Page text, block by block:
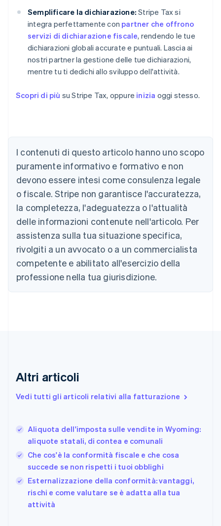
Semplificare la dichiarazione: Stripe Tax si
integra perfettamente con partner che offrono
servizi di dichiarazione fiscale, rendendo le tue
dichiarazioni globali accurate e puntuali. Lascia ai
nostri partner la gestione delle tue dichiarazioni,
mentre tu ti dedichi allo sviluppo dell'attività.
Scopri di più su Stripe Tax, oppure inizia oggi stesso.
I contenuti di questo articolo hanno uno scopo
puramente informativo e formativo e non
devono essere intesi come consulenza legale
o fiscale. Stripe non garantisce l'accuratezza,
la completezza, l'adeguatezza o l'attualità
delle informazioni contenute nell'articolo. Per
assistenza sulla tua situazione specifica,
rivolgiti a un avvocato o a un commercialista
competente e abilitato all'esercizio della
professione nella tua giurisdizione.
Altri articoli
Vedi tutti gli articoli relativi alla fatturazione
Aliquota dell'imposta sulle vendite in Wyoming:
aliquote statali, di contea e comunali
Che cos'è la conformità fiscale e che cosa
succede se non rispetti i tuoi obblighi
Esternalizzazione della conformità: vantaggi,
rischi e come valutare se è adatta alla tua
attività
Australia
English
Austria
DeutschEnglish
Belgio
Nederlands FrançaisDeutsch English
Brasile
Português
Bulgaria
English
Canada
Cina continentale
Emirati Arabi Uniti
English
Estonia
EnglishSvenska
Francia
Français
Germania
Deutsch English
Giappone
Gibilterra
English